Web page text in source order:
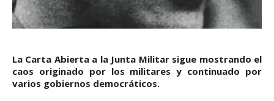
La Carta Abierta a la Junta Militar sigue mostrando el
caos originado por los militares y continuado por
varios gobiernos democráticos.